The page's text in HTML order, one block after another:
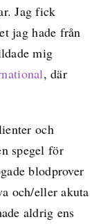
Jag fick
jag hade från
mig
, där
och
spegel för
blodprover
och/eller akuta
aldrig ens